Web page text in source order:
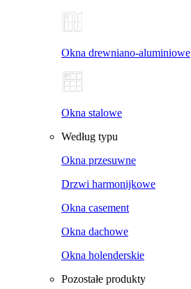
Okna drewniano-aluminiowe
Okna stalowe
Według typu
Okna przesuwne
Drzwi harmonijkowe
Okna casement
Okna dachowe
Okna holenderskie
Pozostałe produkty